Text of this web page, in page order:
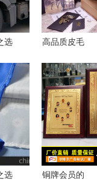
选
司
物
商
办
记
高品质皮毛
工厂直供
招募微信与
实体代理，
打造轻奢保
暖新商机
选
铜牌会员的